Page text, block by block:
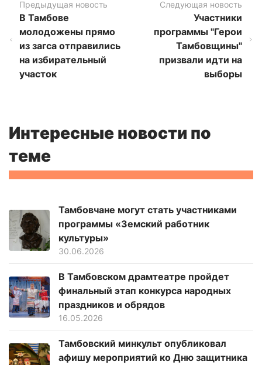
Предыдущая новость
В Тамбове
молодожены прямо
из загса отправились
на избирательный
участок
Следующая новость
Участники
программы "Герои
Тамбовщины"
призвали идти на
выборы
Интересные новости по
теме
Тамбовчане могут стать участниками
программы «Земский работник
культуры»
30.06.2026
В Тамбовском драмтеатре пройдет
финальный этап конкурса народных
праздников и обрядов
16.05.2026
Тамбовский минкульт опубликовал
афишу мероприятий ко Дню защитника